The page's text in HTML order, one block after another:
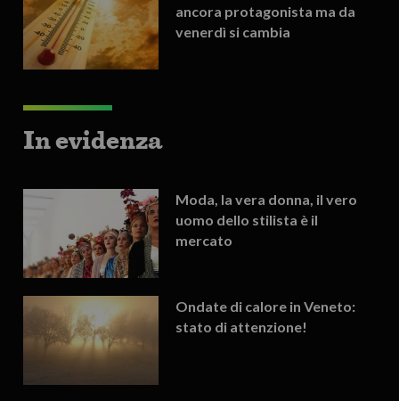
ancora protagonista ma da
venerdì si cambia
In evidenza
Moda, la vera donna, il vero
uomo dello stilista è il
mercato
Ondate di calore in Veneto:
stato di attenzione!